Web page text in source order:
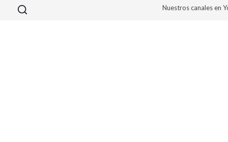
Saltar
Nuestros canales en